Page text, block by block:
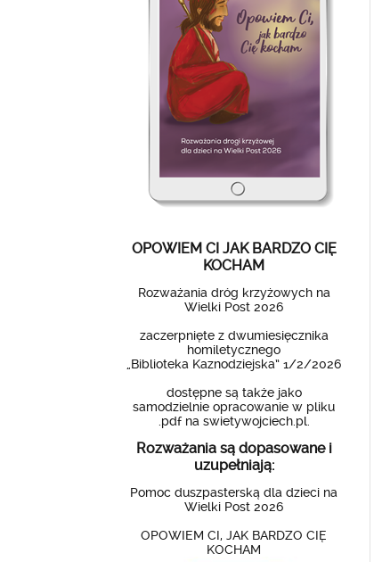
OPOWIEM CI JAK BARDZO CIĘ
KOCHAM
Rozważania dróg krzyżowych na
Wielki Post 2026
zaczerpnięte z dwumiesięcznika
homiletycznego
„Biblioteka Kaznodziejska” 1/2/2026
dostępne są także jako
samodzielnie opracowanie w pliku
.pdf na swietywojciech.pl.
Rozważania są dopasowane i
uzupełniają:
Pomoc duszpasterską dla dzieci na
Wielki Post 2026
OPOWIEM CI, JAK BARDZO CIĘ
KOCHAM